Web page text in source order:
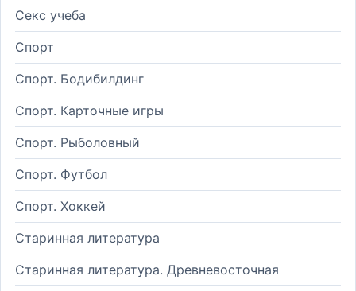
Секс учеба
Спорт
Спорт. Бодибилдинг
Спорт. Карточные игры
Спорт. Рыболовный
Спорт. Футбол
Спорт. Хоккей
Старинная литература
Старинная литература. Древневосточная